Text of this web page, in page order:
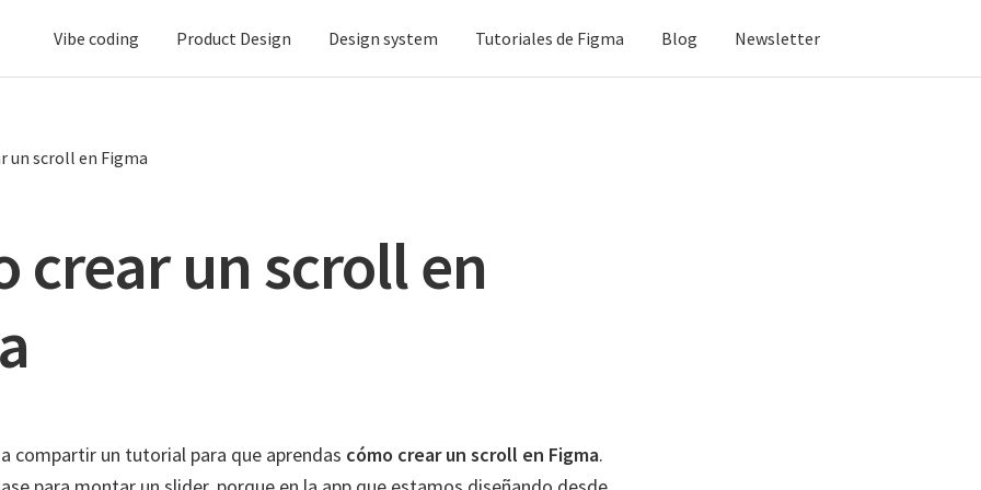
Vibe coding Product Design Design system Tutoriales de Figma Blog Newsletter
un scroll en Figma
crear un scroll en
compartir un tutorial para que aprendas cómo crear un scroll en Figma.